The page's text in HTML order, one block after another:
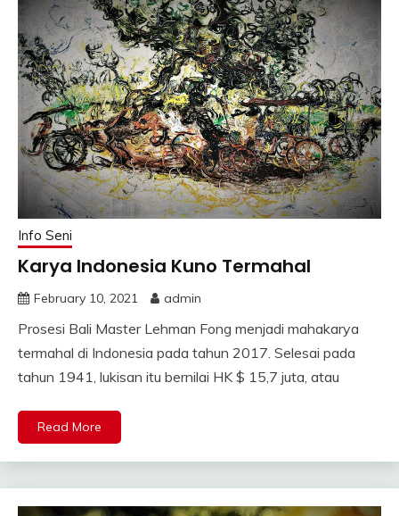
Info Seni
Karya Indonesia Kuno Termahal
February 10, 2021 admin
Prosesi Bali Master Lehman Fong menjadi mahakarya
termahal di Indonesia pada tahun 2017. Selesai pada
tahun 1941, lukisan itu bernilai HK $ 15,7 juta, atau
Read More